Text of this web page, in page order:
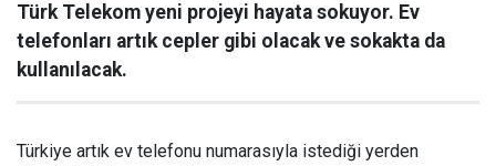
Türk Telekom yeni projeyi hayata sokuyor. Ev
telefonları artık cepler gibi olacak ve sokakta da
kullanılacak.
Türkiye artık ev telefonu numarasıyla istediği yerden